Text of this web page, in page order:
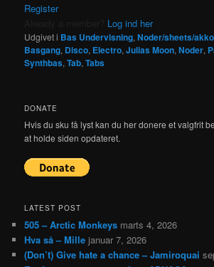
Register
Log ind her
Udgivet i Bas Undervisning,Noder/sheets/
Basgang, Disco, Electro,Julias Moon,Noder,
Synthbas,Tab,Tabs
DONATE
Hvis du sku få lyst kan du her donere et valgfrit
at holde siden opdateret.
LATEST POST
505 – Arctic Monkeys marts 4, 2026
Hva så – Mille januar 7, 2026
(Don’t) Give hate a chance – Jamiroquai